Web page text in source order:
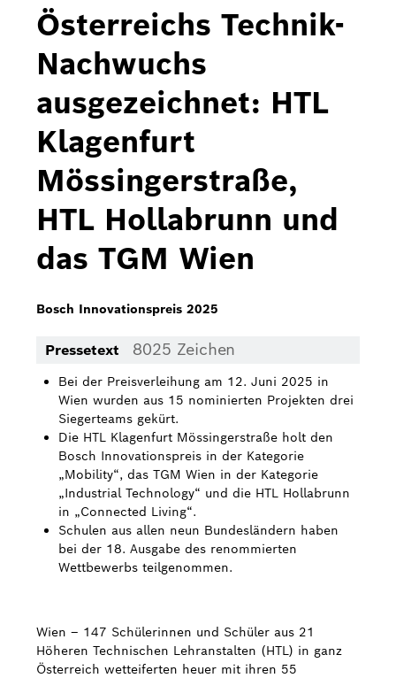
Buderus
Pressemappen
Hausgeräte
Downloads
Pressemappen
Videos
Über uns
Karriere bei Bosch in Österreich
Bosch Weltweit
Kontakt
Österreichs Technik-
Nachwuchs
ausgezeichnet: HTL
Klagenfurt
Mössingerstraße,
HTL Hollabrunn und
das TGM Wien
Bosch Innovationspreis 2025
Pressetext 8025 Zeichen
Bei der Preisverleihung am 12. Juni 2025 in
Wien wurden aus 15 nominierten Projekten drei
Siegerteams gekürt.
Die HTL Klagenfurt Mössingerstraße holt den
Bosch Innovationspreis in der Kategorie
„Mobility“, das TGM Wien in der Kategorie
„Industrial Technology“ und die HTL Hollabrunn
in „Connected Living“.
Schulen aus allen neun Bundesländern haben
bei der 18. Ausgabe des renommierten
Wettbewerbs teilgenommen.
Wien – 147 Schülerinnen und Schüler aus 21
Höheren Technischen Lehranstalten (HTL) in ganz
Österreich wetteiferten heuer mit ihren 55